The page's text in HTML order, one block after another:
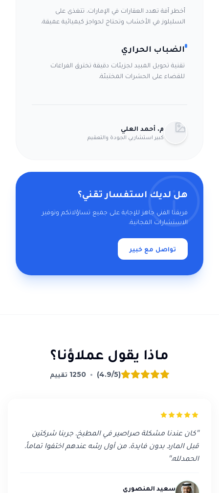
أخطر آفة تهدد العقارات في الإمارات. تتغذى على
السليلوز في الأخشاب وتحتاج لحواجز كيميائية عميقة.
الضباب الحراري
تقنية تحويل المبيد لجزيئات دقيقة تخترق الفراغات
للقضاء على الحشرات المختبئة.
م. أحمد العلي
كبير استشاريي الجودة والتعقيم
هل لديك استفسار تقني؟
فريقنا الفني جاهز للإجابة على جميع تساؤلاتكم وتوفير
الاستشارات المجانية.
تواصل مع خبير
ماذا يقول عملاؤنا؟
(4.9/5)
•
1250 تقييم
"كان عندنا مشكلة صراصير في المطبخ. جربنا شركتين
قبل المارد بدون فايدة. من أول رشه عندهم اختفوا تماماً.
الحمدلله."
سعيد المنصوري